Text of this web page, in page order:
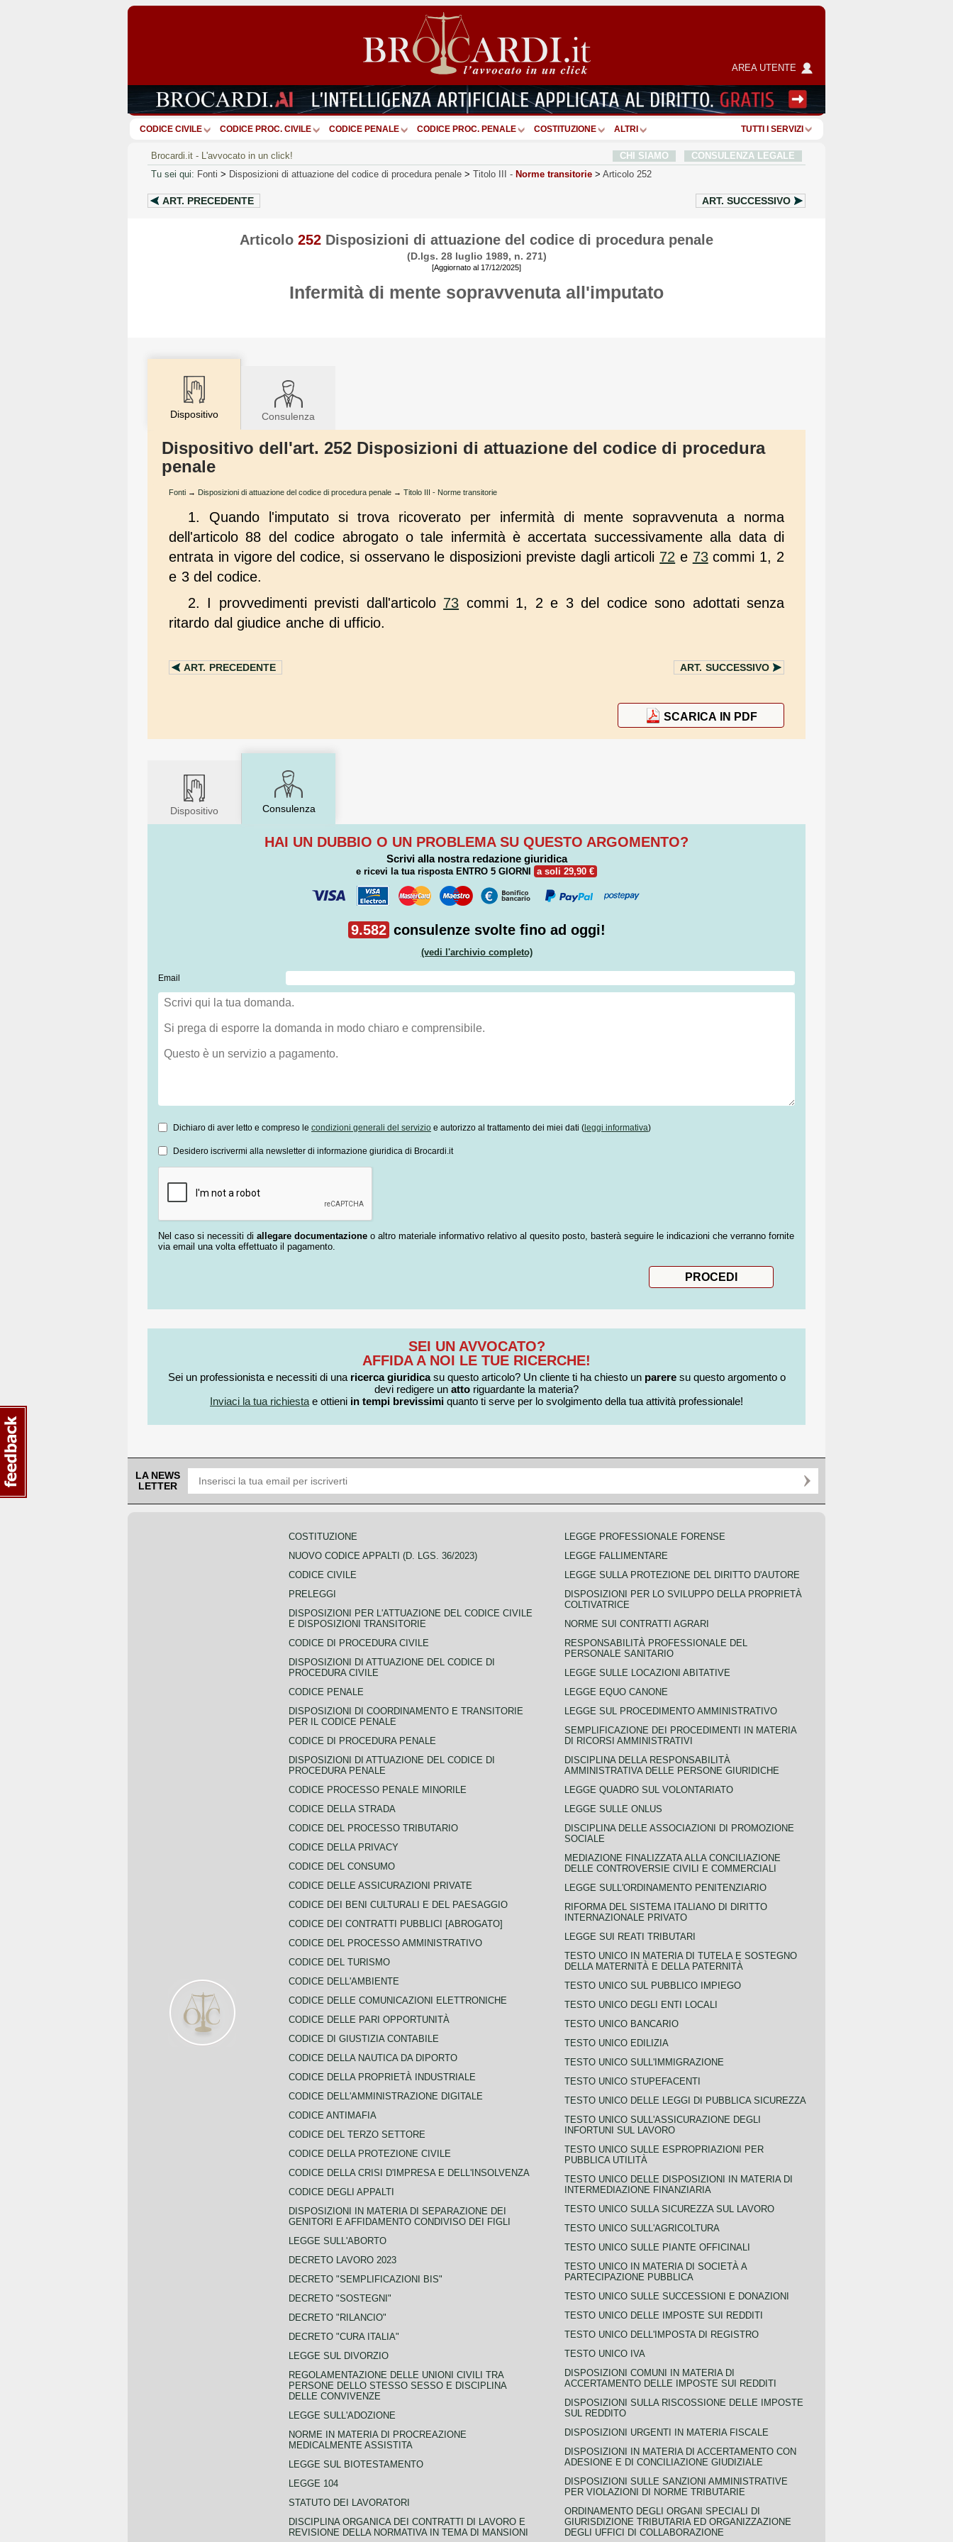
AREA UTENTE
CODICE CIVILE CODICE PROC. CIVILE CODICE PENALE CODICE PROC. PENALE COSTITUZIONE ALTRI TUTTI I SERVIZI
Brocardi.it - L'avvocato in un click! CHI SIAMO
CONSULENZA LEGALE
Tu sei qui: Fonti > Disposizioni di attuazione del codice di procedura penale > Titolo III - Norme transitorie > Articolo 252
ART. PRECEDENTE ART. SUCCESSIVO
Articolo 252 Disposizioni di attuazione del codice di procedura penale
(D.lgs. 28 luglio 1989, n. 271)
[Aggiornato al 17/12/2025]
Infermità di mente sopravvenuta all'imputato
Dispositivo Consulenza
Dispositivo dell'art. 252 Disposizioni di attuazione del codice di procedura
penale
Fonti → Disposizioni di attuazione del codice di procedura penale → Titolo III - Norme transitorie
1. Quando l'imputato si trova ricoverato per infermità di mente sopravvenuta a norma
dell'articolo 88 del codice abrogato o tale infermità è accertata successivamente alla data di
entrata in vigore del codice, si osservano le disposizioni previste dagli articoli 72 e 73commi 1, 2
e 3 del codice.
2. I provvedimenti previsti dall'articolo 73 commi 1, 2 e 3 del codice sono adottati senza
ritardo dal giudice anche di ufficio.
ART. PRECEDENTE ART. SUCCESSIVO
SCARICA IN PDF
Dispositivo Consulenza
HAI UN DUBBIO O UN PROBLEMA SU QUESTO ARGOMENTO?
Scrivi alla nostra redazione giuridica
e ricevi la tua risposta ENTRO 5 GIORNI a soli 29,90 €
9.582 consulenze svolte fino ad oggi!
(vedi l'archivio completo)
Email
Dichiaro di aver letto e compreso le condizioni generali del servizio e autorizzo al trattamento dei miei dati ( leggi informativa)
Desidero iscrivermi alla newsletter di informazione giuridica di Brocardi.it
Nel caso si necessiti di allegare documentazione o altro materiale informativo relativo al quesito posto, basterà seguire le indicazioni che verranno fornite
via email una volta effettuato il pagamento.
SEI UN AVVOCATO?
AFFIDA A NOI LE TUE RICERCHE!
Sei un professionista e necessiti di una ricerca giuridicasu questo articolo? Un cliente ti ha chiesto un pareresu questo argomento o
devi redigere un atto riguardante la materia?
Inviaci la tua richiesta e ottieni in tempi brevissimi quanto ti serve per lo svolgimento della tua attività professionale!
LA NEWS
LETTER
COSTITUZIONE
NUOVO CODICE APPALTI (D. LGS. 36/2023)
CODICE CIVILE
PRELEGGI
DISPOSIZIONI PER L'ATTUAZIONE DEL CODICE CIVILE
E DISPOSIZIONI TRANSITORIE
CODICE DI PROCEDURA CIVILE
DISPOSIZIONI DI ATTUAZIONE DEL CODICE DI
PROCEDURA CIVILE
CODICE PENALE
DISPOSIZIONI DI COORDINAMENTO E TRANSITORIE
PER IL CODICE PENALE
CODICE DI PROCEDURA PENALE
DISPOSIZIONI DI ATTUAZIONE DEL CODICE DI
PROCEDURA PENALE
CODICE PROCESSO PENALE MINORILE
CODICE DELLA STRADA
CODICE DEL PROCESSO TRIBUTARIO
CODICE DELLA PRIVACY
CODICE DEL CONSUMO
CODICE DELLE ASSICURAZIONI PRIVATE
CODICE DEI BENI CULTURALI E DEL PAESAGGIO
CODICE DEI CONTRATTI PUBBLICI [ABROGATO]
CODICE DEL PROCESSO AMMINISTRATIVO
CODICE DEL TURISMO
CODICE DELL'AMBIENTE
CODICE DELLE COMUNICAZIONI ELETTRONICHE
CODICE DELLE PARI OPPORTUNITÀ
CODICE DI GIUSTIZIA CONTABILE
CODICE DELLA NAUTICA DA DIPORTO
CODICE DELLA PROPRIETÀ INDUSTRIALE
CODICE DELL'AMMINISTRAZIONE DIGITALE
CODICE ANTIMAFIA
CODICE DEL TERZO SETTORE
CODICE DELLA PROTEZIONE CIVILE
CODICE DELLA CRISI D'IMPRESA E DELL'INSOLVENZA
CODICE DEGLI APPALTI
DISPOSIZIONI IN MATERIA DI SEPARAZIONE DEI
GENITORI E AFFIDAMENTO CONDIVISO DEI FIGLI
LEGGE SULL'ABORTO
DECRETO LAVORO 2023
DECRETO "SEMPLIFICAZIONI BIS"
DECRETO "SOSTEGNI"
DECRETO "RILANCIO"
DECRETO "CURA ITALIA"
LEGGE SUL DIVORZIO
REGOLAMENTAZIONE DELLE UNIONI CIVILI TRA
PERSONE DELLO STESSO SESSO E DISCIPLINA
DELLE CONVIVENZE
LEGGE SULL'ADOZIONE
NORME IN MATERIA DI PROCREAZIONE
MEDICALMENTE ASSISTITA
LEGGE SUL BIOTESTAMENTO
LEGGE 104
STATUTO DEI LAVORATORI
DISCIPLINA ORGANICA DEI CONTRATTI DI LAVORO E
REVISIONE DELLA NORMATIVA IN TEMA DI MANSIONI
LEGGE PROFESSIONALE FORENSE
LEGGE FALLIMENTARE
LEGGE SULLA PROTEZIONE DEL DIRITTO D'AUTORE
DISPOSIZIONI PER LO SVILUPPO DELLA PROPRIETÀ
COLTIVATRICE
NORME SUI CONTRATTI AGRARI
RESPONSABILITÀ PROFESSIONALE DEL
PERSONALE SANITARIO
LEGGE SULLE LOCAZIONI ABITATIVE
LEGGE EQUO CANONE
LEGGE SUL PROCEDIMENTO AMMINISTRATIVO
SEMPLIFICAZIONE DEI PROCEDIMENTI IN MATERIA
DI RICORSI AMMINISTRATIVI
DISCIPLINA DELLA RESPONSABILITÀ
AMMINISTRATIVA DELLE PERSONE GIURIDICHE
LEGGE QUADRO SUL VOLONTARIATO
LEGGE SULLE ONLUS
DISCIPLINA DELLE ASSOCIAZIONI DI PROMOZIONE
SOCIALE
MEDIAZIONE FINALIZZATA ALLA CONCILIAZIONE
DELLE CONTROVERSIE CIVILI E COMMERCIALI
LEGGE SULL'ORDINAMENTO PENITENZIARIO
RIFORMA DEL SISTEMA ITALIANO DI DIRITTO
INTERNAZIONALE PRIVATO
LEGGE SUI REATI TRIBUTARI
TESTO UNICO IN MATERIA DI TUTELA E SOSTEGNO
DELLA MATERNITÀ E DELLA PATERNITÀ
TESTO UNICO SUL PUBBLICO IMPIEGO
TESTO UNICO DEGLI ENTI LOCALI
TESTO UNICO BANCARIO
TESTO UNICO EDILIZIA
TESTO UNICO SULL'IMMIGRAZIONE
TESTO UNICO STUPEFACENTI
TESTO UNICO DELLE LEGGI DI PUBBLICA SICUREZZA
TESTO UNICO SULL'ASSICURAZIONE DEGLI
INFORTUNI SUL LAVORO
TESTO UNICO SULLE ESPROPRIAZIONI PER
PUBBLICA UTILITÀ
TESTO UNICO DELLE DISPOSIZIONI IN MATERIA DI
INTERMEDIAZIONE FINANZIARIA
TESTO UNICO SULLA SICUREZZA SUL LAVORO
TESTO UNICO SULL'AGRICOLTURA
TESTO UNICO SULLE PIANTE OFFICINALI
TESTO UNICO IN MATERIA DI SOCIETÀ A
PARTECIPAZIONE PUBBLICA
TESTO UNICO SULLE SUCCESSIONI E DONAZIONI
TESTO UNICO DELLE IMPOSTE SUI REDDITI
TESTO UNICO DELL'IMPOSTA DI REGISTRO
TESTO UNICO IVA
DISPOSIZIONI COMUNI IN MATERIA DI
ACCERTAMENTO DELLE IMPOSTE SUI REDDITI
DISPOSIZIONI SULLA RISCOSSIONE DELLE IMPOSTE
SUL REDDITO
DISPOSIZIONI URGENTI IN MATERIA FISCALE
DISPOSIZIONI IN MATERIA DI ACCERTAMENTO CON
ADESIONE E DI CONCILIAZIONE GIUDIZIALE
DISPOSIZIONI SULLE SANZIONI AMMINISTRATIVE
PER VIOLAZIONI DI NORME TRIBUTARIE
ORDINAMENTO DEGLI ORGANI SPECIALI DI
GIURISDIZIONE TRIBUTARIA ED ORGANIZZAZIONE
DEGLI UFFICI DI COLLABORAZIONE